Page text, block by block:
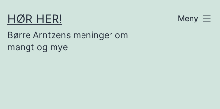
til
innhold
HØR HER!
Børre Arntzens meninger om
mangt og mye
Meny